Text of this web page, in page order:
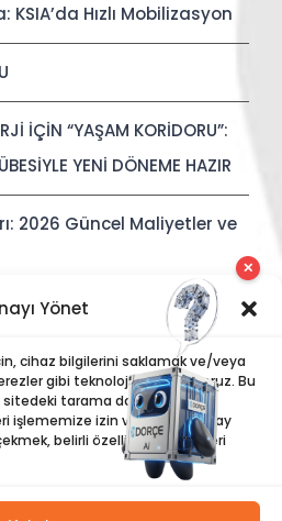
Yönet
cihaz bilgilerini saklamak ve/veya
gibi teknolojiler kullanıyoruz. Bu
tarama davranışı veya
işlememize izin verecektir. Onay
belirli özellikleri ve işlevleri
Hızlı Mobilizasyon
İÇİN “YAŞAM KORİDORU”:
YENİ DÖNEME HAZIR
2026 Güncel Maliyetler ve
Entegre ve Hızlı İnşa
Yapıları
✕